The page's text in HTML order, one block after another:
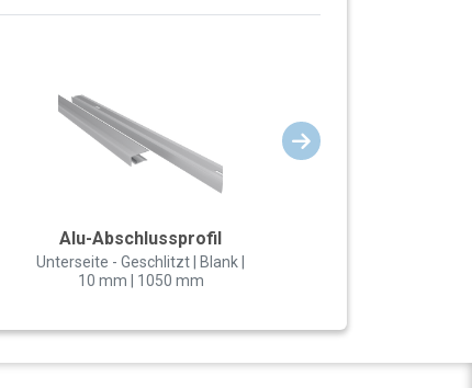
Alu-Abschlussprofil
Unterseite - Geschlitzt | Blank |
10 mm | 1050 mm